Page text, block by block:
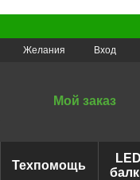
Желания Вход
Мой заказ
Техпомощь